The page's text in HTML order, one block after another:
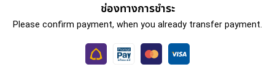
ช่องทางการชำระ
Please confirm payment, when you already transfer payment.